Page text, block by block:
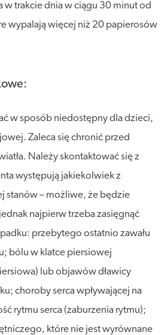
w trakcie dnia w ciągu 30 minut od
wypalają więcej niż 20 papierosów
w sposób niedostępny dla dzieci,
Zaleca się chronić przed
Należy skontaktować się z
występują jakiekolwiek z
stanów – możliwe, że będzie
najpierw trzeba zasięgnąć
przebytego ostatnio zawału
bólu w klatce piersiowej
lub objawów dławicy
choroby serca wpływającej na
rytmu serca (zaburzenia rytmu);
które nie jest wyrównane